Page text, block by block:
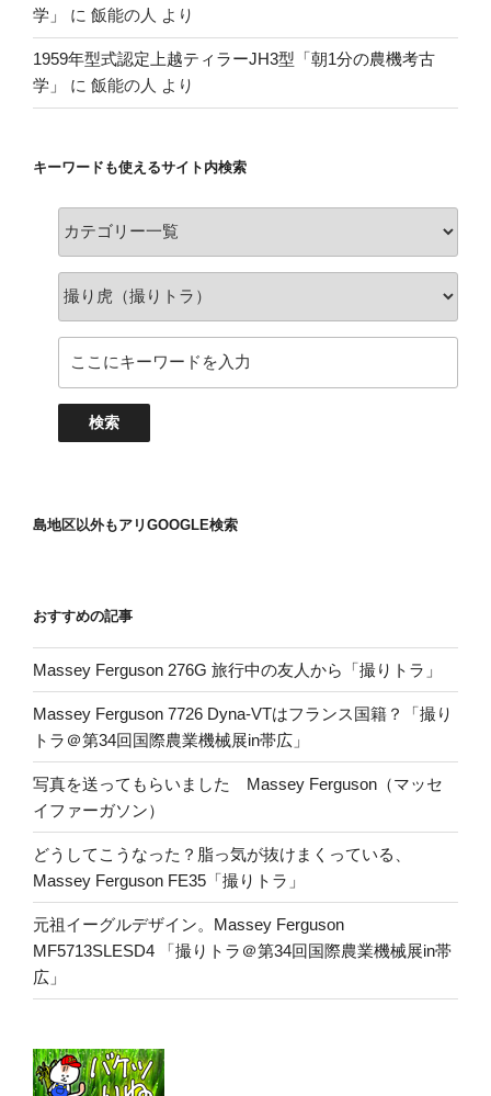
学」
に 飯能の人 より
1959年型式認定上越ティラーJH3型「朝1分の農機考古
学」
に 飯能の人 より
キーワードも使えるサイト内検索
島地区以外もアリGOOGLE検索
おすすめの記事
Massey Ferguson 276G 旅行中の友人から「撮りトラ」
Massey Ferguson 7726 Dyna-VTはフランス国籍？「撮り
トラ＠第34回国際農業機械展in帯広」
写真を送ってもらいました Massey Ferguson（マッセ
イファーガソン）
どうしてこうなった？脂っ気が抜けまくっている、
Massey Ferguson FE35「撮りトラ」
元祖イーグルデザイン。Massey Ferguson
MF5713SLESD4 「撮りトラ＠第34回国際農業機械展in帯
広」